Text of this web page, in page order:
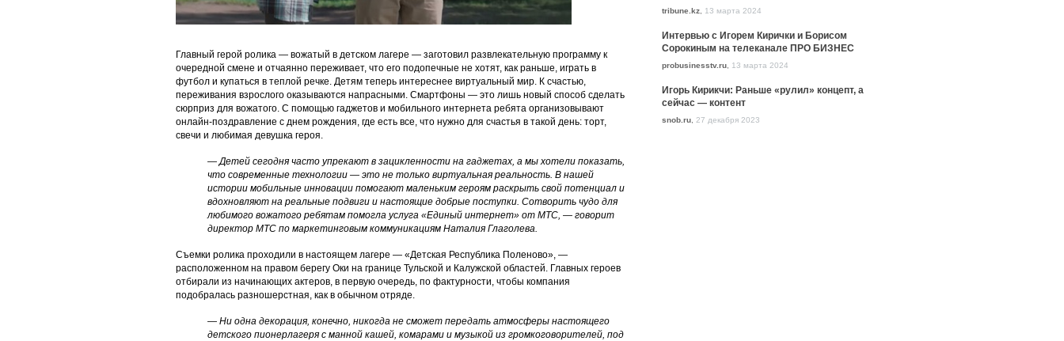
Главный герой ролика — вожатый в детском лагере — заготовил развлекательную программу к
очередной смене и отчаянно переживает, что его подопечные не хотят, как раньше, играть в
футбол и купаться в теплой речке. Детям теперь интереснее виртуальный мир. К счастью,
переживания взрослого оказываются напрасными. Смартфоны — это лишь новый способ сделать
сюрприз для вожатого. С помощью гаджетов и мобильного интернета ребята организовывают
онлайн-поздравление с днем рождения, где есть все, что нужно для счастья в такой день: торт,
свечи и любимая девушка героя.
— Детей сегодня часто упрекают в зацикленности на гаджетах, а мы хотели показать,
что современные технологии — это не только виртуальная реальность. В нашей
истории мобильные инновации помогают маленьким героям раскрыть свой потенциал и
вдохновляют на реальные подвиги и настоящие добрые поступки. Сотворить чудо для
любимого вожатого ребятам помогла услуга «Единый интернет» от МТС, — говорит
директор МТС по маркетинговым коммуникациям Наталия Глаголева.
Съемки ролика проходили в настоящем лагере — «Детская Республика Поленово», —
расположенном на правом берегу Оки на границе Тульской и Калужской областей. Главных героев
отбирали из начинающих актеров, в первую очередь, по фактурности, чтобы компания
подобралась разношерстная, как в обычном отряде.
— Ни одна декорация, конечно, никогда не сможет передать атмосферы настоящего
детского пионерлагеря с манной кашей, комарами и музыкой из громкоговорителей, под
tribune.kz 13 марта 2024
Интервью с Игорем Кирички и Борисом
Сорокиным на телеканале ПРО БИЗНЕС
probusinesstv.ru 13 марта 2024
Игорь Кирикчи: Раньше «рулил» концепт, а
сейчас — контент
snob.ru 27 декабря 2023